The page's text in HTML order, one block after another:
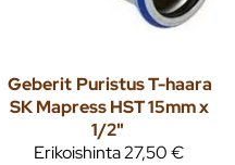
Geberit Puristus T-haara
SK Mapress HST 15mm x
1/2"
Erikoishinta27,50 €